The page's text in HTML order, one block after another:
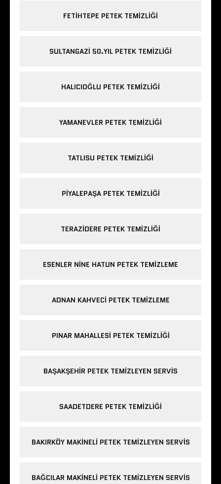
FETIHTEPE PETEK TEMIZLIĞI
SULTANGAZI 50.YIL PETEK TEMIZLIĞI
HALICIOĞLU PETEK TEMIZLIĞI
YAMANEVLER PETEK TEMIZLIĞI
TATLISU PETEK TEMIZLIĞI
PIYALEPAŞA PETEK TEMIZLIĞI
TERAZIDERE PETEK TEMIZLIĞI
ESENLER NINE HATUN PETEK TEMIZLEME
ADNAN KAHVECI PETEK TEMIZLEME
PINAR MAHALLESI PETEK TEMIZLIĞI
BAŞAKŞEHIR PETEK TEMIZLEYEN SERVIS
SAADETDERE PETEK TEMIZLIĞI
BAKIRKÖY MAKINELI PETEK TEMIZLEYEN SERVIS
BAĞCILAR MAKINELI PETEK TEMIZLEYEN SERVIS